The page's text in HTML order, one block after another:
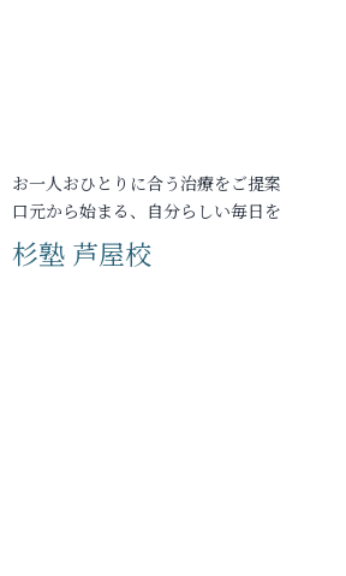
お一人おひとりに合う治療をご提案
口元から始まる、自分らしい毎日を
杉塾 芦屋校